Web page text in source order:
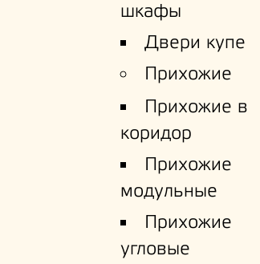
шкафы
Двери купе
Прихожие
Прихожие в
коридор
Прихожие
модульные
Прихожие
угловые